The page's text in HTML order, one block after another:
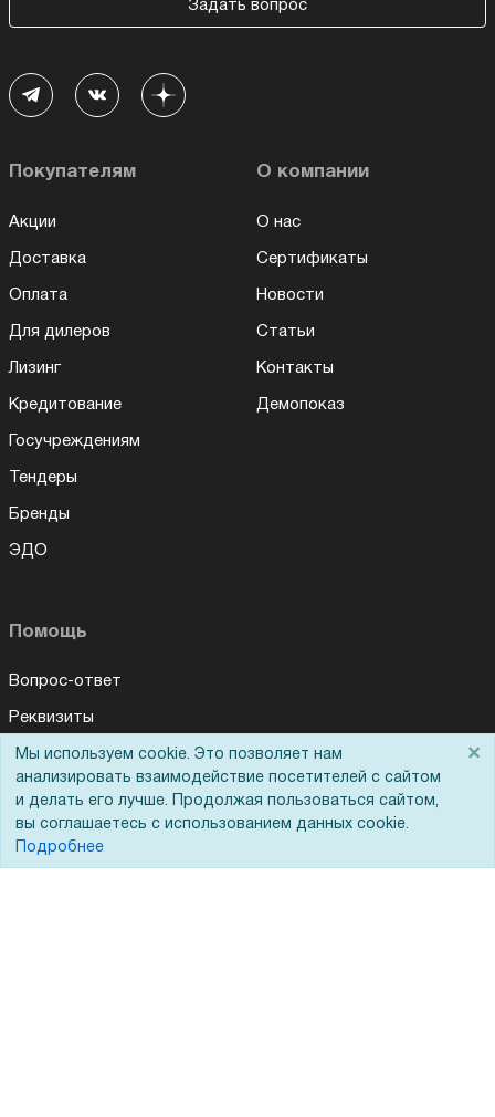
Задать вопрос
Покупателям
Акции
Доставка
Оплата
Для дилеров
Лизинг
Кредитование
Госучреждениям
Тендеры
Бренды
ЭДО
О компании
О нас
Сертификаты
Новости
Статьи
Контакты
Демопоказ
Помощь
Вопрос-ответ
Реквизиты
Гарантии и возврат
Вакансии
Мы используем cookie. Это позволяет нам
анализировать взаимодействие посетителей с сайтом
и делать его лучше. Продолжая пользоваться сайтом,
вы соглашаетесь с использованием данных cookie.
Подробнее
×
Для Вас доступно эксклюзивное приложение при
заказе этого товара
Получить скидку Не показывать